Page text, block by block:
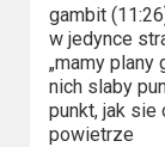
Filmy
oparte
gambit
w jedynce
„mamy
nich slaby
punkt, jak
powietrze